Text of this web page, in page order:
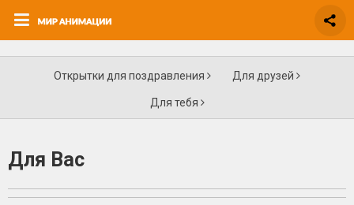
Открытки для поздравления Для друзей
Для тебя
Для Вас